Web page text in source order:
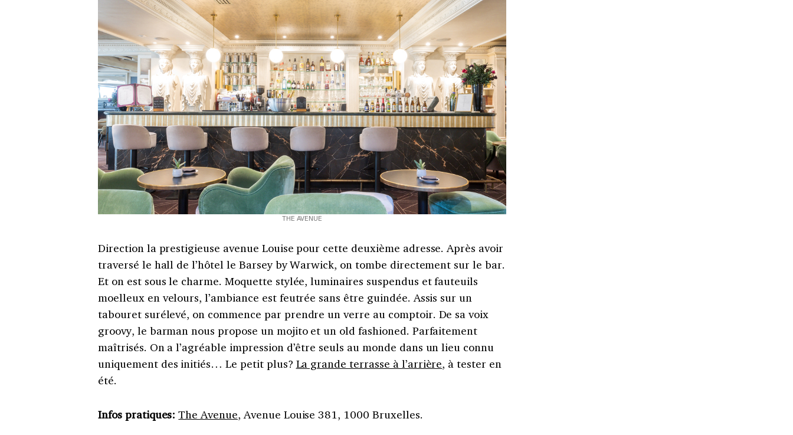
THE AVENUE
Direction la prestigieuse avenue Louise pour cette deuxième adresse. Après avoir
traversé le hall de l’hôtel le Barsey by Warwick, on tombe directement sur le bar.
Et on est sous le charme. Moquette stylée, luminaires suspendus et fauteuils
moelleux en velours, l’ambiance est feutrée sans être guindée. Assis sur un
tabouret surélevé, on commence par prendre un verre au comptoir. De sa voix
groovy, le barman nous propose un mojito et un old fashioned. Parfaitement
maîtrisés. On a l’agréable impression d’être seuls au monde dans un lieu connu
uniquement des initiés…Le petit plus? La grande terrasse à l’arrière, à tester en
été.
Infos pratiques:The Avenue, Avenue Louise 381, 1000 Bruxelles.